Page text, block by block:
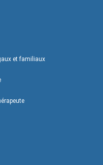
et familiaux